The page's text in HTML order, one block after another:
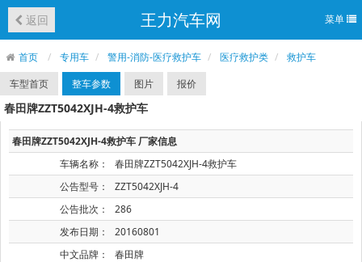
返回 王力汽车网 菜单
首页 专用车 警用-消防-医疗救护车 医疗救护类
救护车
车型首页
整车参数 图片 报价
春田牌ZZT5042XJH-4救护车
春田牌ZZT5042XJH-4救护车 厂家信息
车辆名称：
春田牌ZZT5042XJH-4救护车
公告型号：
ZZT5042XJH-4
公告批次：
286
发布日期：
20160801
中文品牌：
春田牌